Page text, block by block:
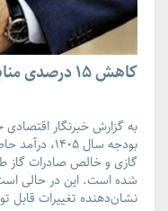
کاهش ۱۵ درصدی منابع نفتی در لایحه بودجه ۱۴۰۵
به گزارش خبرنگار
بودجه سال
شده است. این در حالی است
نشان‌دهنده تغییرات